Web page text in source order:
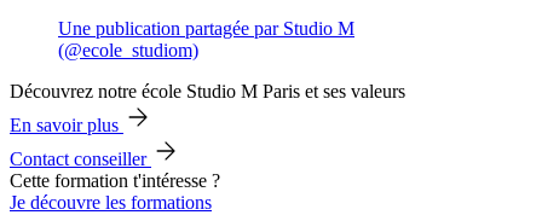
Une publication partagée par Studio M
(@ecole_studiom)
Découvrez notre école Studio M Paris et ses valeurs
En savoir plus
Contact conseiller
Cette formation t'intéresse ?
Je découvre les formations